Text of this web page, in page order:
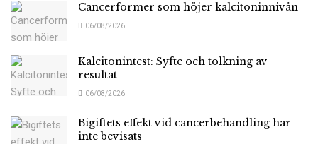
Cancerformer som höjer kalcitoninnivån
06/08/2026
Kalcitonintest: Syfte och tolkning av
resultat
06/08/2026
Bigiftets effekt vid cancerbehandling har
inte bevisats